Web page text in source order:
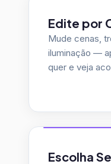
Mude cenas,
iluminação —
quer e veja
Escolha
Escolha entre